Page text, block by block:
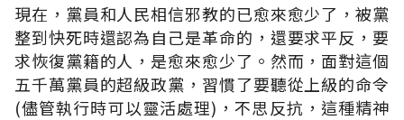
現在，黨員和人民相信邪教的已愈來愈少了，被黨
整到快死時還認為自己是革命的，還要求平反，要
求恢復黨籍的人，是愈來愈少了。然而，面對這個
五千萬黨員的超級政黨，習慣了要聽從上級的命令
(儘管執行時可以靈活處理)，不思反抗，這種精神